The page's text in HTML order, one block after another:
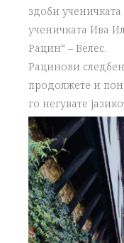
здоби
ученичката Ива
Рацин“ – Велес.
Рацинови
продолжете и
го негувате